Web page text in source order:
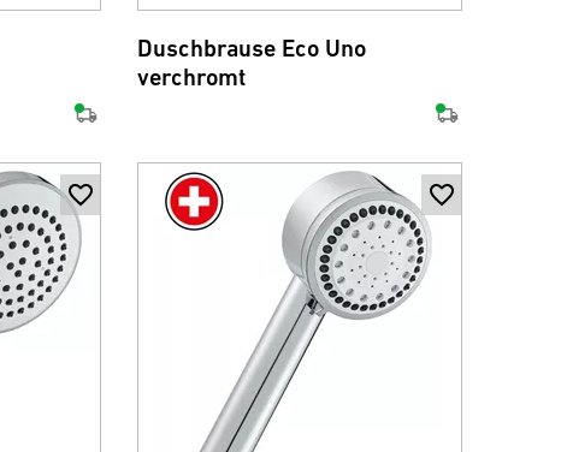
Duschbrause Eco Uno
verchromt